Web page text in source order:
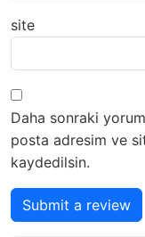
site
Daha sonraki
posta adresim ve
kaydedilsin.
Submit a review